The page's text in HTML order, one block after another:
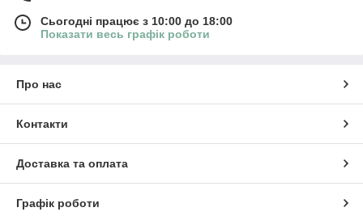
Сьогодні працює з 10:00 до 18:00
Показати весь графік роботи
Про нас
Контакти
Доставка та оплата
Графік роботи